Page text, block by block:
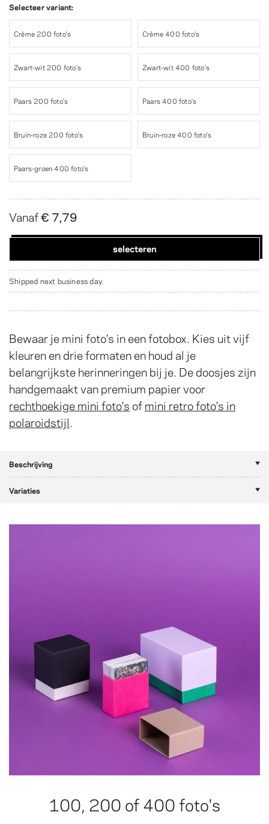
Bewaar je mini foto's in een fotobox. Kies uit vijf
kleuren en drie formaten en houd al je
belangrijkste herinneringen bij je. De doosjes zijn
handgemaakt van premium papier voor
rechthoekige mini foto's ofmini retro foto's in
polaroidstijl
Selecteer variant:
Crème 200 foto's Crème 400 foto's
Zwart-wit 200 foto's Zwart-wit 400 foto's
Paars 200 foto's Paars 400 foto's
Bruin-roze 200 foto's Bruin-roze 400 foto's
Paars-groen 400 foto's
Vanaf€ 7,79
selecteren
Shipped next business day.
Beschrijving
Variaties
100, 200 of 400 foto's